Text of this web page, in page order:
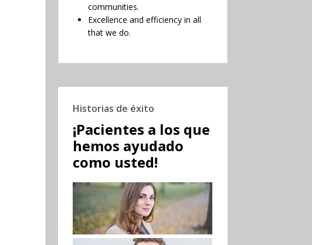
communities.
Excellence and efficiency in all
that we do.
Historias de éxito
¡Pacientes a los que
hemos ayudado
como usted!